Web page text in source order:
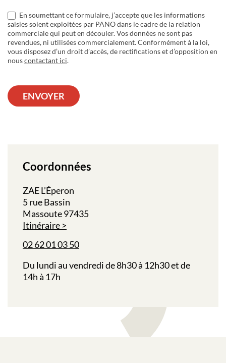
En soumettant ce formulaire, j’accepte que les informations
saisies soient exploitées par PANO dans le cadre de la relation
commerciale qui peut en découler. Vos données ne sont pas
revendues, ni utilisées commercialement. Conformément à la loi,
vous disposez d’un droit d’accès, de rectifications et d’opposition en
nouscontactant ici.
ENVOYER
Coordonnées
ZAE L’Éperon
5 rue Bassin
Massoute 97435
Itinéraire
02 62 01 03 50
Du lundi au vendredi de 8h30 à 12h30 et de
14h à 17h